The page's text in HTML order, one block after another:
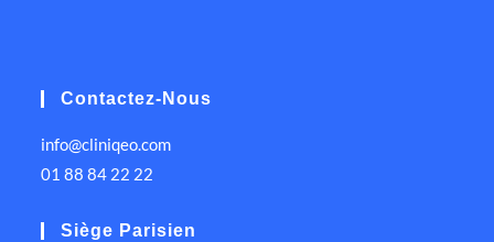
Contactez-Nous
info@cliniqeo.com
01 88 84 22 22
Siège Parisien